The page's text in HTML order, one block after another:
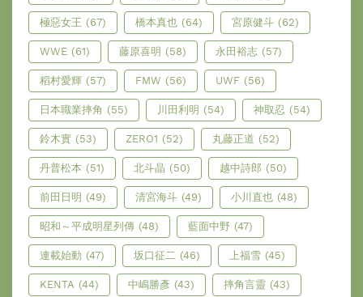
極惡女王 (67) 橋本真也 (64) 宮原健斗 (62)
WWE (61) 藤原喜明 (58) 永田裕志 (57)
稻村愛輝 (57) FMW (56) UWF (56)
日本職業摔角 (55) 川田利明 (54) 神取忍 (54)
鈴木實 (53) ZERO1 (52) 丸藤正道 (52)
丹普松本 (51) 北斗晶 (50) 越中詩郎 (50)
前田日明 (49) 清宮海斗 (49) 小川直也 (48)
昭和～平成明星列傳 (48) 藍面中野 (47)
連載始動 (47) 坂口征二 (46) 上福雪 (45)
KENTA (44) 中嶋勝彥 (43) 摔角言靈 (43)